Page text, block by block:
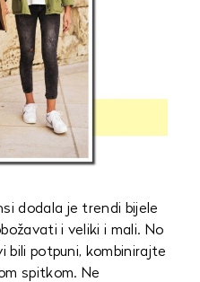
dodala je trendi bijele
i veliki i mali. No
bili potpuni, kombinirajte
spitkom. Ne